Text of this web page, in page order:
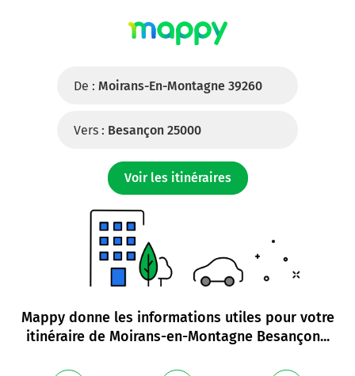
De : Moirans-En-Montagne 39260
Vers : Besançon 25000
Voir les itinéraires
Mappy donne les informations utiles pour votre
itinéraire de Moirans-en-Montagne Besançon...